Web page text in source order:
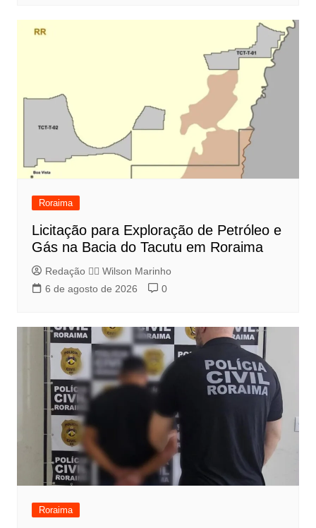
Roraima
Licitação para Exploração de Petróleo e
Gás na Bacia do Tacutu em Roraima
Redação 👨‍⚖️​ Wilson Marinho
6 de agosto de 2026
0
Roraima